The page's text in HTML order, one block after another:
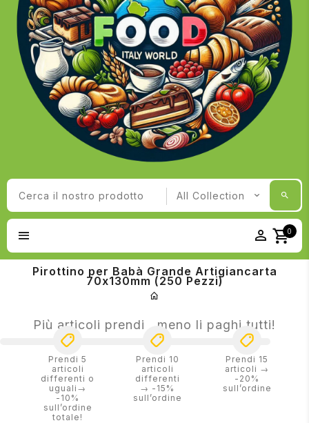
0
Pirottino per Babà Grande Artigiancarta
70x130mm (250 Pezzi)
Più articoli prendi , meno li paghi tutti!
Prendi 5
articoli
differenti o
uguali→
-10%
sull’ordine
totale!
Prendi 10
articoli
differenti
→ -15%
sull’ordine
Prendi 15
articoli →
-20%
sull’ordine